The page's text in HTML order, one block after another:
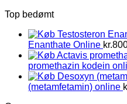
Top bedømt
Enanthate Online kr.
promethazin kodein
(metamfetamin) online